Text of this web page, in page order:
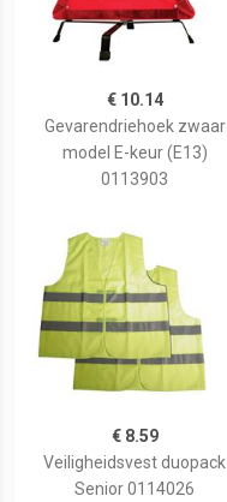
€ 10.14
Gevarendriehoek zwaar
model E-keur (E13)
0113903
€ 8.59
Veiligheidsvest duopack
Senior 0114026